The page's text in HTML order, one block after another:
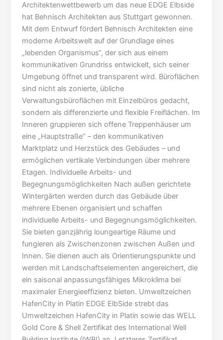
Architektenwettbewerb um das neue EDGE Elbside
hat Behnisch Architekten aus Stuttgart gewonnen.
Mit dem Entwurf fördert Behnisch Architekten eine
moderne Arbeitswelt auf der Grundlage eines
„lebenden Organismus“, der sich aus einem
kommunikativen Grundriss entwickelt, sich seiner
Umgebung öffnet und transparent wird. Büroflächen
sind nicht als zonierte, übliche
Verwaltungsbüroflächen mit Einzelbüros gedacht,
sondern als differenzierte und flexible Freiflächen. Im
Inneren gruppieren sich offene Treppenhäuser um
eine „Hauptstraße“ – den kommunikativen
Marktplatz und Herzstück des Gebäudes – und
ermöglichen vertikale Verbindungen über mehrere
Etagen. Individuelle Arbeits- und
Begegnungsmöglichkeiten Nach außen gerichtete
Wintergärten werden durch das Gebäude über
mehrere Ebenen organisiert und schaffen
individuelle Arbeits- und Begegnungsmöglichkeiten.
Sie bieten ganzjährig loungeartige Räume und
fungieren als Zwischenzonen zwischen Außen und
Innen. Sie dienen auch als Orientierungspunkte und
werden mit Landschaftselementen angereichert, die
ein saisonal anpassungsfähiges Mikroklima bei
maximaler Energieeffizienz bieten. Umweltzeichen
HafenCity in Platin EDGE ElbSide strebt das
Umweltzeichen HafenCity in Platin sowie das WELL
Gold Core & Shell Zertifikat des International Well